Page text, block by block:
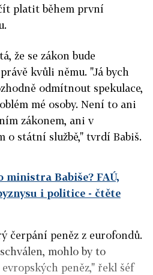
platit během první
že se zákon bude
kvůli němu. "Já bych
odmítnout spekulace,
mé osoby. Není to ani
zákonem, ani v
o státní službě," tvrdí Babiš.
ministra Babiše? FAÚ,
i politice - čtěte
čerpání peněz z eurofondů.
mohlo by to
peněz," řekl šéf